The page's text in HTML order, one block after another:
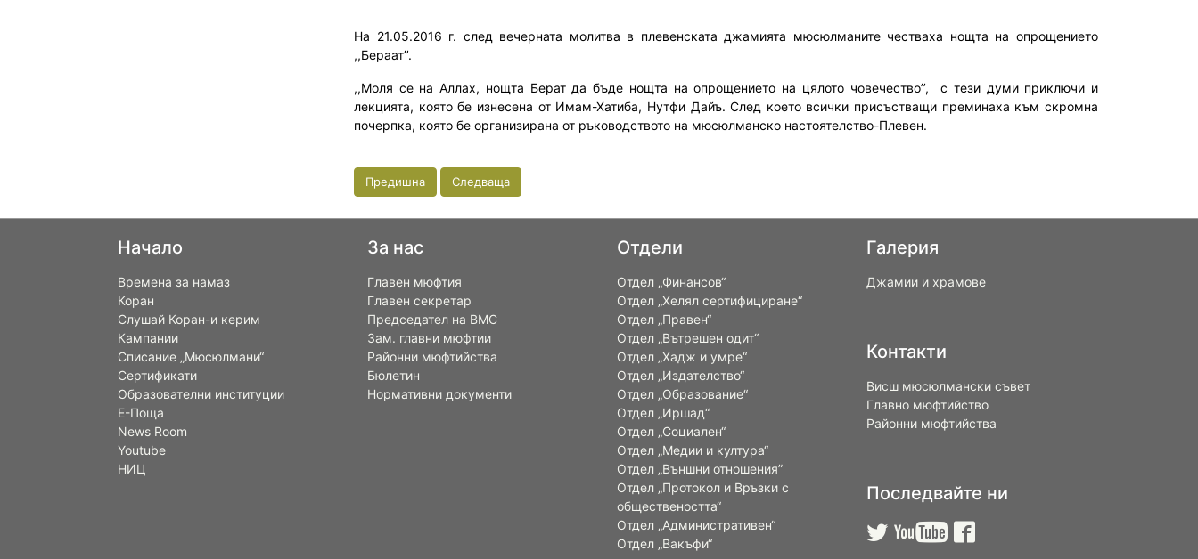
На 21.05.2016 г. след вечерната молитва в плевенската джамията мюсюлманите честваха нощта на опрощението
,,Бераат’’.
,,Моля се на Аллах, нощта Берат да бъде нощта на опрощението на цялото човечество’’,
с тези думи приключи и
лекцията, която бе изнесена от Имам-Хатиба, Нутфи Дайъ. След което всички присъстващи преминаха към скромна
почерпка, която бе организирана от ръководството на мюсюлманско настоятелство-Плевен.
Предишна Следваща
Начало
Времена за намаз
Коран
Слушай Коран-и керим
Кампании
Списание „Мюсюлмани“
Сертификати
Образователни институции
Е-Поща
News Room
Youtube
НИЦ
За нас
Главен мюфтия
Главен секретар
Председател на ВМС
Зам. главни мюфтии
Районни мюфтийства
Бюлетин
Нормативни документи
Отдели
Отдел „Финансов“
Отдел „Хелял сертифициране“
Отдел „Правен“
Отдел „Вътрешен одит“
Отдел „Хадж и умре“
Отдел „Издателство“
Отдел „Образование“
Отдел „Иршад“
Отдел „Социален“
Отдел „Медии и култура“
Отдел „Външни отношения”
Oтдел „Протокол и Връзки с
обществеността“
Отдел „Административен“
Отдел „Вакъфи“
Галерия
Джамии и храмове
Контакти
Висш мюсюлмански съвет
Главно мюфтийство
Районни мюфтийства
Последвайте ни
  